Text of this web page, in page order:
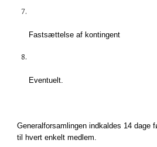
Fastsættelse af kontingent
Eventuelt.
Generalforsamlingen indkaldes 14 dage
til hvert enkelt medlem.